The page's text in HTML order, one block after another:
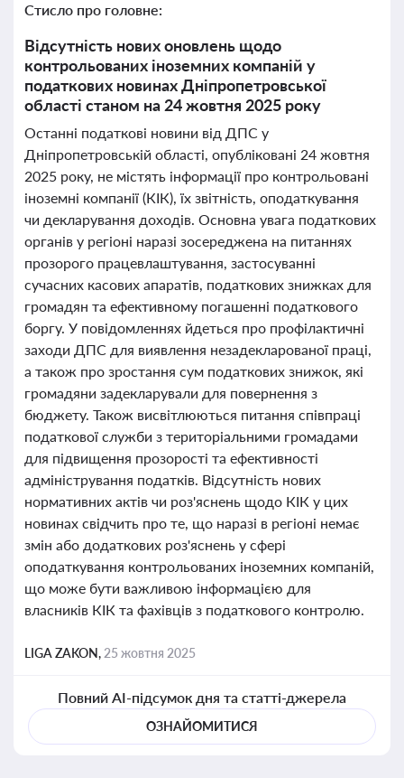
Стисло про головне:
Відсутність нових оновлень щодо
контрольованих іноземних компаній у
податкових новинах Дніпропетровської
області станом на 24 жовтня 2025 року
Останні податкові новини від ДПС у
Дніпропетровській області, опубліковані 24 жовтня
2025 року, не містять інформації про контрольовані
іноземні компанії (КІК), їх звітність, оподаткування
чи декларування доходів. Основна увага податкових
органів у регіоні наразі зосереджена на питаннях
прозорого працевлаштування, застосуванні
сучасних касових апаратів, податкових знижках для
громадян та ефективному погашенні податкового
боргу. У повідомленнях йдеться про профілактичні
заходи ДПС для виявлення незадекларованої праці,
а також про зростання сум податкових знижок, які
громадяни задекларували для повернення з
бюджету. Також висвітлюються питання співпраці
податкової служби з територіальними громадами
для підвищення прозорості та ефективності
адміністрування податків. Відсутність нових
нормативних актів чи роз'яснень щодо КІК у цих
новинах свідчить про те, що наразі в регіоні немає
змін або додаткових роз'яснень у сфері
оподаткування контрольованих іноземних компаній,
що може бути важливою інформацією для
власників КІК та фахівців з податкового контролю.
LIGA ZAKON, 25 жовтня 2025
Повний AI-підсумок дня та статті-джерела
ОЗНАЙОМИТИСЯ